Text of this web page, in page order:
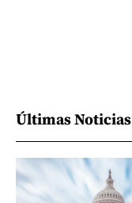
Últimas Noticias